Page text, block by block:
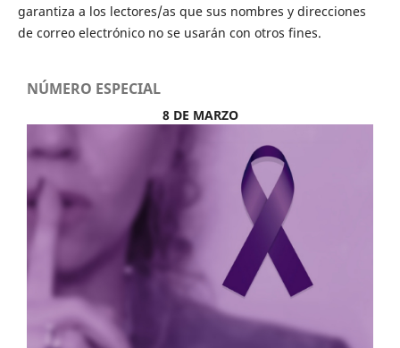
garantiza a los lectores/as que sus nombres y direcciones
de correo electrónico no se usarán con otros fines.
NÚMERO ESPECIAL
8 DE MARZO